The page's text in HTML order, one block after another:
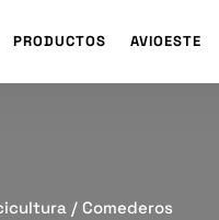
PRODUCTOS AVIOESTE
/ Comederos